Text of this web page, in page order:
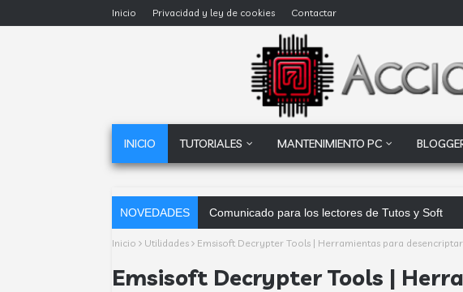
Inicio Privacidad y ley de cookies Contactar
INICIO TUTORIALES MANTENIMIENTO PC
NOVEDADES Dataprius, la alternativa a G
Inicio Utilidades Emsisoft Decrypter Tools | Herramientas para
Emsisoft Decrypter Tools |